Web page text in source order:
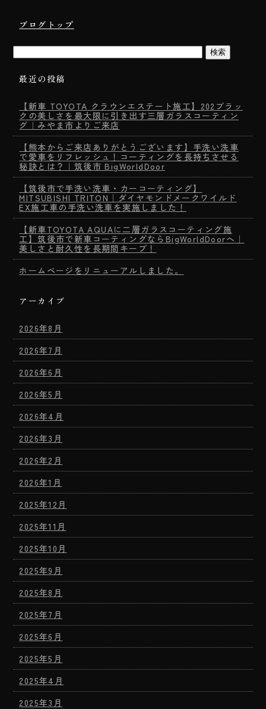
ブログトップ
最近の投稿
【新車 TOYOTA クラウンエステート施工】202ブラッ
クの美しさを最大限に引き出す三層ガラスコーティン
グ｜みやま市よりご来店
【熊本からご来店ありがとうございます】手洗い洗車
で愛車をリフレッシュ！コーティングを長持ちさせる
秘訣とは？｜筑後市 BigWorldDoor
【筑後市で手洗い洗車・カーコーティング】
MITSUBISHI TRITON｜ダイヤモンドメークワイルド
EX施工車の手洗い洗車を実施しました！
【新車TOYOTA AQUAに二層ガラスコーティング施
工】筑後市で新車コーティングならBigWorldDoorへ｜
美しさと耐久性を長期間キープ！
ホームページをリニューアルしました。
アーカイブ
2026年8月
2026年7月
2026年6月
2026年5月
2026年4月
2026年3月
2026年2月
2026年1月
2025年12月
2025年11月
2025年10月
2025年9月
2025年8月
2025年7月
2025年6月
2025年5月
2025年4月
2025年3月